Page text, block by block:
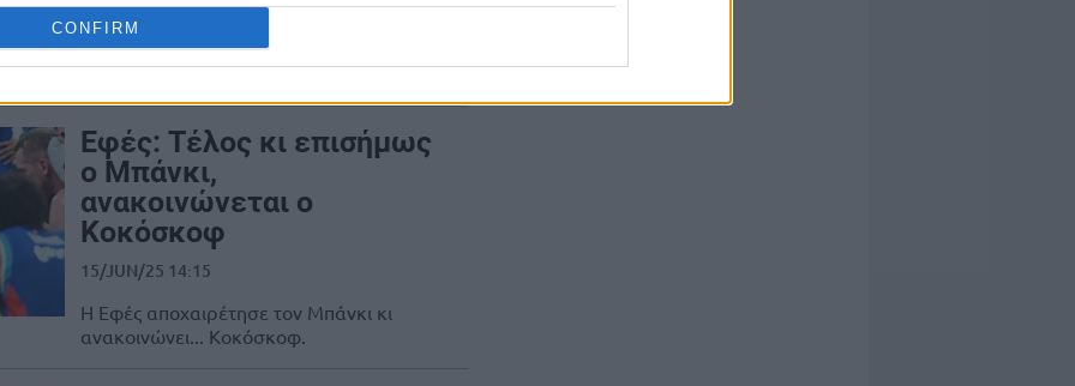
CONFIRM
Από τον έναν Ιταλό στον άλλον; Ο Λούκα
Μπάνκι φέρεται να είναι φαβορί για τον
πάγκο της Ζαλγκίρις Κάουνας......
Εφές: Τέλος κι επισήμως
ο Μπάνκι,
ανακοινώνεται ο
Κοκόσκοφ
15/JUN/25 14:15
Η Εφές αποχαιρέτησε τον Μπάνκι κι
ανακοινώνει... Κοκόσκοφ.